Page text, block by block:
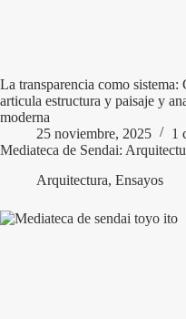
La transparencia como
articula estructura y paisaje y
moderna
25 noviembre, 2025
1
Mediateca de Sendai:
Arquitectura, Ensayos